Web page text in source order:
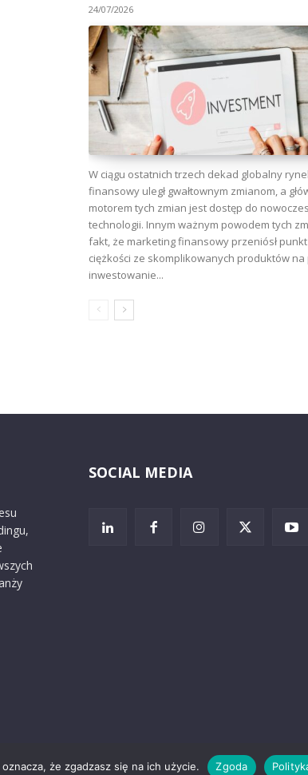
24/07/2026
W ciągu ostatnich trzech dekad globalny
finansowy uległ gwałtownym zmianom, a
motorem tych zmian jest dostęp do
technologii. Innym ważnym powodem tych
fakt, że marketing finansowy przeniósł punkt
ciężkości ze skomplikowanych produktów na
inwestowanie...
SOCIAL MEDIA
że zgadzasz się na ich użycie. Zgoda